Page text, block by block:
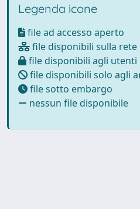
Legenda icone
file ad accesso aperto
file disponibili sulla rete
file disponibili agli utenti
file disponibili solo agli
file sotto embargo
nessun file disponibile